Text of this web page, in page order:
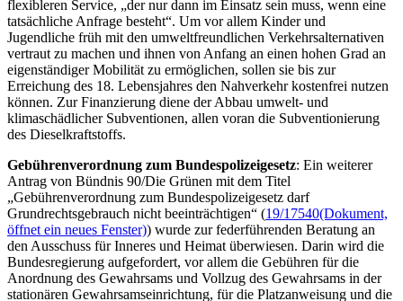
flexibleren Service, „der nur dann im Einsatz sein muss, wenn eine
tatsächliche Anfrage besteht“. Um vor allem Kinder und
Jugendliche früh mit den umweltfreundlichen Verkehrsalternativen
vertraut zu machen und ihnen von Anfang an einen hohen Grad an
eigenständiger Mobilität zu ermöglichen, sollen sie bis zur
Erreichung des 18. Lebensjahres den Nahverkehr kostenfrei nutzen
können. Zur Finanzierung diene der Abbau umwelt- und
klimaschädlicher Subventionen, allen voran die Subventionierung
des Dieselkraftstoffs.
Gebührenverordnung zum Bundespolizeigesetz: Ein weiterer
Antrag von Bündnis 90/Die Grünen mit dem Titel
„Gebührenverordnung zum Bundespolizeigesetz darf
Grundrechtsgebrauch nicht beeinträchtigen“ (19/17540(Dokument,
öffnet ein neues Fenster)) wurde zur federführenden Beratung an
den Ausschuss für Inneres und Heimat überwiesen. Darin wird die
Bundesregierung aufgefordert, vor allem die Gebühren für die
Anordnung des Gewahrsams und Vollzug des Gewahrsams in der
stationären Gewahrsamseinrichtung, für die Platzanweisung und die